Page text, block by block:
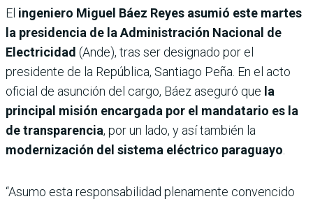
El ingeniero Miguel Báez Reyes asumió este martes
la presidencia de la Administración Nacional de
Electricidad (Ande), tras ser designado por el
presidente de la República, Santiago Peña. En el acto
oficial de asunción del cargo, Báez aseguró que la
principal misión encargada por el mandatario es la
de transparencia, por un lado, y así también la
modernización del sistema eléctrico paraguayo
“Asumo esta responsabilidad plenamente convencido